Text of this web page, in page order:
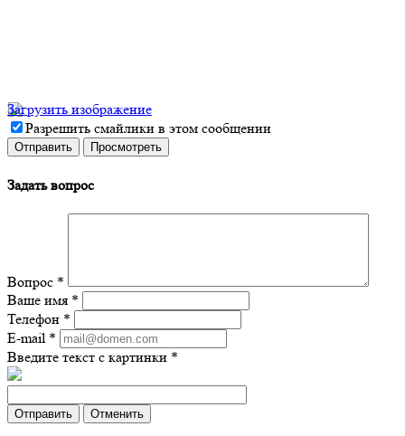
Загрузить изображение
Разрешить смайлики в этом сообщении
Задать вопрос
Вопрос *
Ваше имя *
Телефон *
E-mail *
Введите текст с картинки *
Отменить